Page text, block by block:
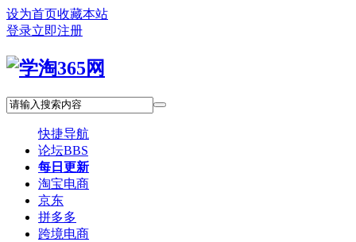
设为首页收藏本站
登录立即注册
快捷导航
论坛BBS
每日更新
淘宝电商
京东
拼多多
跨境电商